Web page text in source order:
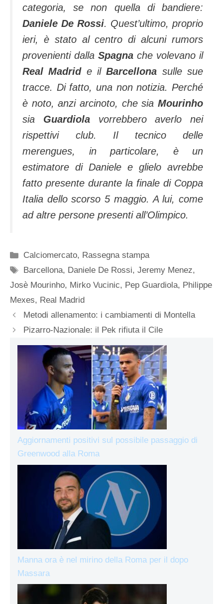
categoria, se non quella di bandiere:
Daniele De Rossi. Quest’ultimo, proprio
ieri, è stato al centro di alcuni rumors
provenienti dalla Spagna che volevano il
Real Madride ilBarcellona sulle sue
tracce. Di fatto, una non notizia. Perché
è noto, anzi arcinoto, che sia Mourinho
sia Guardiola vorrebbero averlo nei
rispettivi club. Il tecnico delle
merengues, in particolare, è un
estimatore di Daniele e glielo avrebbe
fatto presente durante la finale di Coppa
Italia dello scorso 5 maggio. A lui, come
ad altre persone presenti all’Olimpico.
Categorie
Calciomercato, Rassegna stampa
Tag
Barcellona, Daniele De Rossi,Jeremy Menez,
Josè Mourinho, Mirko Vucinic, Pep Guardiola, Philippe
Mexes, Real Madrid
Metodi allenamento: i cambiamenti di Montella
Pizarro-Nazionale: il Pek rifiuta il Cile
Aggiornamenti positivi sul possibile passaggio di
Greenwood alla Roma
Manna ora è nel mirino della Roma per il dopo
Massara